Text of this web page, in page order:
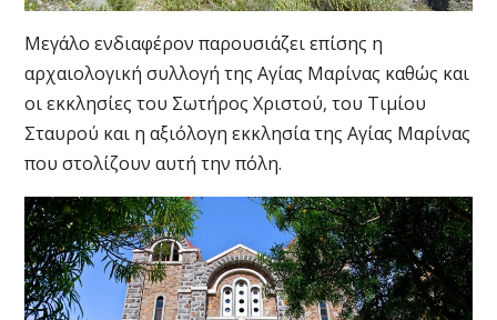
Μεγάλο ενδιαφέρον παρουσιάζει επίσης η
αρχαιολογική συλλογή της Αγίας Μαρίνας καθώς και
οι εκκλησίες του Σωτήρος Χριστού, του Τιμίου
Σταυρού και η αξιόλογη εκκλησία της Αγίας Μαρίνας
που στολίζουν αυτή την πόλη.